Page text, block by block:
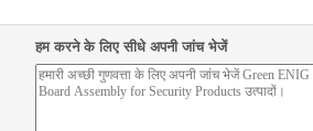
हम करने के लिए सीधे अपनी जांच भेजें